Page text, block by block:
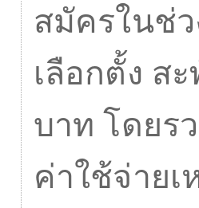
สมัครในช่ว
เลือกตั้ง ส
บาท โดยร
ค่าใช้จ่ายเ